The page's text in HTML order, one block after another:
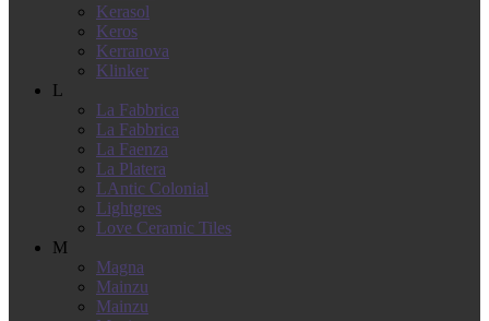
Kerasol
Keros
Kerranova
Klinker
L
La Fabbrica
La Fabbrica
La Faenza
La Platera
LAntic Colonial
Lightgres
Love Ceramic Tiles
M
Magna
Mainzu
Mainzu